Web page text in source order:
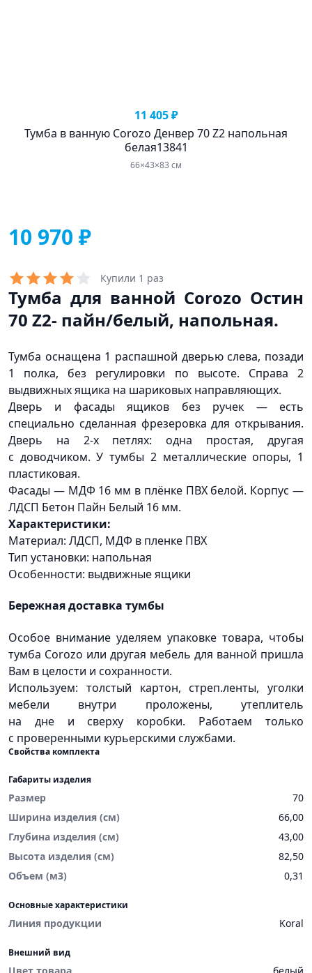
11 405 ₽
Тумба в ванную Corozo Денвер 70 Z2 напольная
белая13841
66×43×83 см
10 970 ₽
Купили 1 раз
Тумба для ванной Corozo Остин
70 Z2- пайн/белый, напольная.
Тумба оснащена 1 распашной дверью слева, позади
1 полка, без регулировки по высоте. Справа 2
выдвижных ящика на шариковых направляющих.
Дверь и фасады ящиков без ручек — есть
специально сделанная фрезеровка для открывания.
Дверь на 2-х петлях: одна простая, другая
с доводчиком. У тумбы 2 металлические опоры, 1
пластиковая.
Фасады — МДФ 16 мм в плёнке ПВХ белой. Корпус —
ЛДСП Бетон Пайн Белый 16 мм.
Характеристики:
Материал: ЛДСП, МДФ в пленке ПВХ
Тип установки: напольная
Особенности: выдвижные ящики
Бережная доставка тумбы
Особое внимание уделяем упаковке товара, чтобы
тумба Corozo или другая мебель для ванной пришла
Вам в целости и сохранности.
Используем: толстый картон, стреп.ленты, уголки
мебели внутри проложены, утеплитель
на дне и сверху коробки. Работаем только
с проверенными курьерскими службами.
Свойства комплекта
Габариты изделия
Размер
70
Ширина изделия (см)
66,00
Глубина изделия (см)
43,00
Высота изделия (см)
82,50
Объем (м3)
0,31
Основные характеристики
Линия продукции Koral
Внешний вид
Цвет товара белый